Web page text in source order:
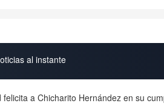
al instante
a Chicharito Hernández en su